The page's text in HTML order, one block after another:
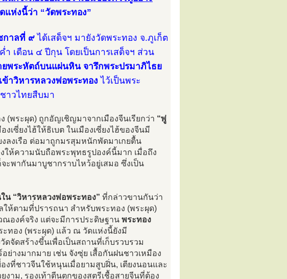
ห่งนี้ว่า “วัดพระทอง”
กาลที่ ๙ ได้เสด็จฯ มายังวัดพระทอง จ.ภูเก็ต
เดือน ๔ ปีกุน โดยเป็นการเสด็จฯ ส่วน
พระหัตถ์บนแผ่นหิน จารึกพระปรมาภิไธย
าวิหารหลวงพ่อพระทอง ไว้เป็นพระ
าวไทยสืบมา
(พระผุด) ถูกอัญเชิญมาจากเมืองจีนเรียกว่า “พู่
เซี่ยงไฮ้ให้ธิเบต ในเมืองเซี่ยงไฮ้ของจีนมี
งลงเรือ ต่อมาถูกมรสุมหนักพัดมาเกยตื้น
ห้ความนับถือพระพุทธรูปองค์นี้มาก เมื่อถึง
ะพากันมาบูชากราบไหว้อยู่เสมอ ซึ่งเป็น
น “วิหารหลวงพ่อพระทอง” ที่กล่าวขานกันว่า
ห้ตามที่่ปรารถนา สำหรับพระทอง (พระผุด)
ณองค์จริง แต่จะมีการประดิษฐาน พระทอง
ทอง (พระผุด) แล้ว ณ วัดแห่งนี้ยังมี
จัดสร้างขึ้นเพื่อเป็นสถานที่เก็บรวบรวม
างมากมาย เช่น จังซุ่ย เสื้อกันฝนชาวเหมือง
งที่ชาวจีนใช้หนุนเมื่อยามสูบฝิ่น, เตียงนอนและ
าม, รองเท้าตีนตุกของสตรีเชื้อสายจีนที่ต้อง